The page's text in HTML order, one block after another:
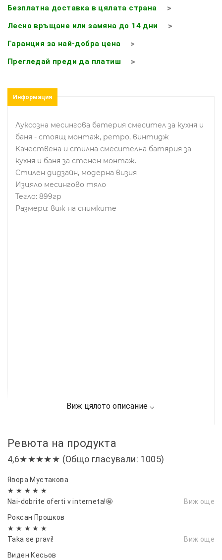
Безплатна доставка в цялата страна
Лесно връщане или замяна до 14 дни
Гаранция за най-добра цена
Прегледай преди да платиш
Информация
Луксозна месингова батерия смесител за кухня и
баня - стоящ монтаж, ретро, винтидж
Качествена и стилна смесителна батярия за
кухня и баня за стенен монтаж.
Стилен дидзайн, модерна визия
Изцяло месингово тяло
Тегло: 899гр
Размери: виж на снимките
Ревюта на продукта
4,6★★★★★ (Общо гласували: 1005)
Явора Мустакова
★ ★ ★ ★ ★
Nai-dobrite oferti v interneta!🤩
Виж още
Роксан Прошков
★ ★ ★ ★ ★
Taka se pravi!
Виж още
Виден Кесьов